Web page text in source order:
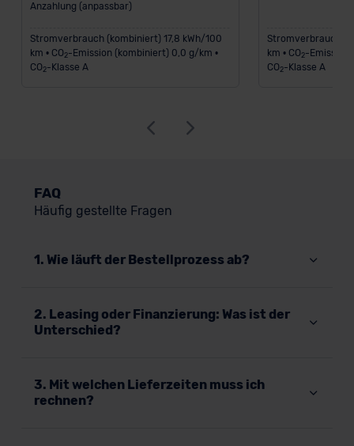
Anzahlung (anpassbar)
Stromverbrauch (kombiniert) 17,8 kWh/100
km • CO 2-Emission (kombiniert) 0,0 g/km •
CO 2-Klasse A
Stromverbrauch
km • CO 2-Emission
CO 2-Klasse A
FAQ
Häufig gestellte Fragen
1. Wie läuft der Bestellprozess ab?
2. Leasing oder Finanzierung: Was ist der
Unterschied?
3. Mit welchen Lieferzeiten muss ich
rechnen?